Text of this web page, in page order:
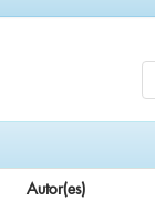
Autor(es)